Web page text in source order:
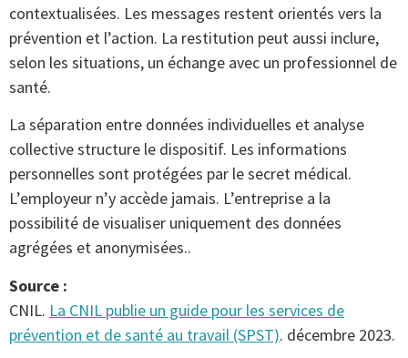
contextualisées. Les messages restent orientés vers la
prévention et l’action. La restitution peut aussi inclure,
selon les situations, un échange avec un professionnel de
santé.
La séparation entre données individuelles et analyse
collective structure le dispositif. Les informations
personnelles sont protégées par le secret médical.
L’employeur n’y accède jamais. L’entreprise a la
possibilité de visualiser uniquement des données
agrégées et anonymisées..
Source :
CNIL. La CNIL publie un guide pour les services de
prévention et de santé au travail (SPST). décembre 2023.